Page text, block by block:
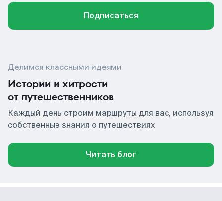
Подписаться
Делимся классными идеями
Истории и хитрости
от путешественников
Каждый день строим маршруты для вас, используя
собственные знания о путешествиях
Читать блог